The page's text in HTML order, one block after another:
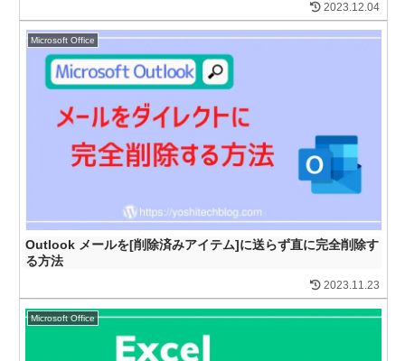
2023.12.04
Microsoft Office
Outlook メールを[削除済みアイテム]に送らず直に完全削除す
る方法
2023.11.23
Microsoft Office